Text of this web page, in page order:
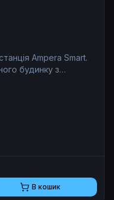
Ampera Smart.
будинку з
В кошик